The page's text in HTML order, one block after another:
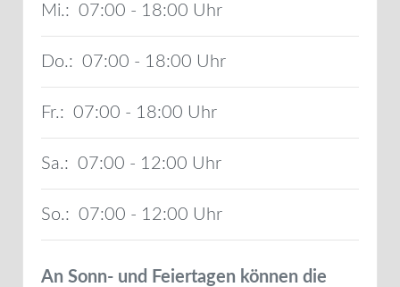
Mi.: 07:00 - 18:00
Do.: 07:00 - 18:00
Fr.: 07:00 - 18:00
Sa.: 07:00 - 12:00
So.: 07:00 - 12:00
An Sonn- und Feiertagen können die